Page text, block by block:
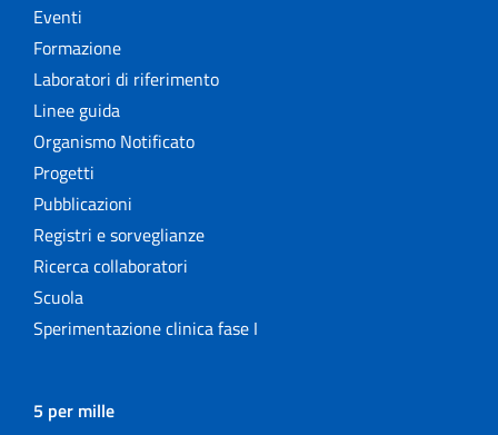
Eventi
Formazione
Laboratori di riferimento
Linee guida
Organismo Notificato
Progetti
Pubblicazioni
Registri e sorveglianze
Ricerca collaboratori
Scuola
Sperimentazione clinica fase I
5 per mille